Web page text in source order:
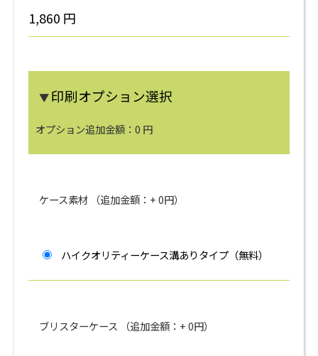
1,860 円
▼印刷オプション選択
オプション追加金額： 0 円
ケース素材 （追加金額：+0円）
ハイクオリティーケース溝ありタイプ（無料）
ブリスターケース （追加金額：+0円）